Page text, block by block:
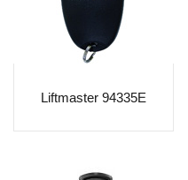
Liftmaster 94335E